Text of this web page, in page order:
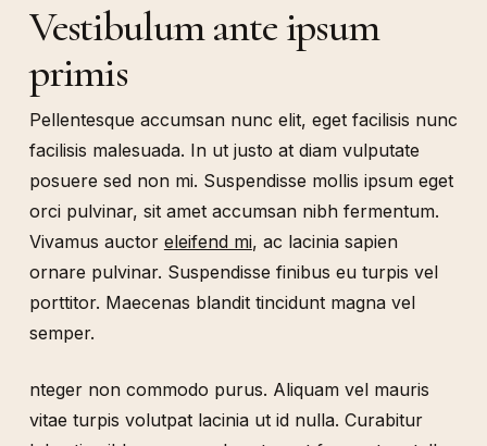
Vestibulum ante ipsum
primis
Pellentesque accumsan nunc elit, eget facilisis nunc
facilisis malesuada. In ut justo at diam vulputate
posuere sed non mi. Suspendisse mollis ipsum eget
orci pulvinar, sit amet accumsan nibh fermentum.
Vivamus auctor eleifend mi, ac lacinia sapien
ornare pulvinar. Suspendisse finibus eu turpis vel
porttitor. Maecenas blandit tincidunt magna vel
semper.
nteger non commodo purus. Aliquam vel mauris
vitae turpis volutpat lacinia ut id nulla. Curabitur